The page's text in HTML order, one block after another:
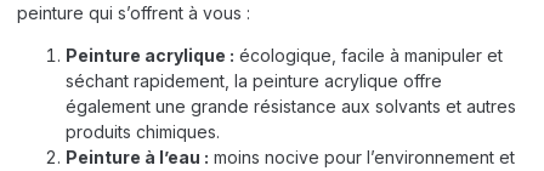
peinture qui s’offrent à vous :
Peinture acrylique : écologique, facile à manipuler et
séchant rapidement, la peinture acrylique offre
également une grande résistance aux solvants et autres
produits chimiques.
Peinture à l’eau : moins nocive pour l’environnement et